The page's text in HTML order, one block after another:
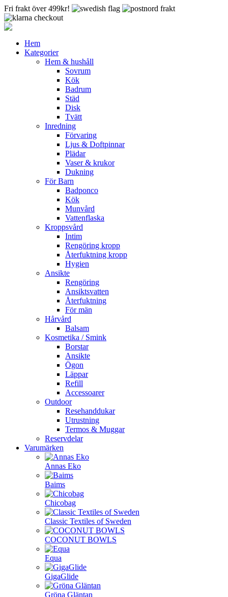
Fri frakt över 499kr!
Hem
Kategorier
Hem & hushåll
Sovrum
Kök
Badrum
Städ
Disk
Tvätt
Inredning
Förvaring
Ljus & Doftpinnar
Plädar
Vaser & krukor
Dukning
För Barn
Badponco
Kök
Munvård
Vattenflaska
Kroppsvård
Intim
Rengöring kropp
Återfuktning kropp
Hygien
Ansikte
Rengöring
Ansiktsvatten
Återfuktning
För män
Hårvård
Balsam
Kosmetika / Smink
Borstar
Ansikte
Ögon
Läppar
Refill
Accessoarer
Outdoor
Resehanddukar
Utrustning
Termos & Muggar
Reservdelar
Varumärken
Annas Eko
Baims
Chicobag
Classic Textiles of Sweden
COCONUT BOWLS
Equa
GigaGlide
Gröna Gläntan